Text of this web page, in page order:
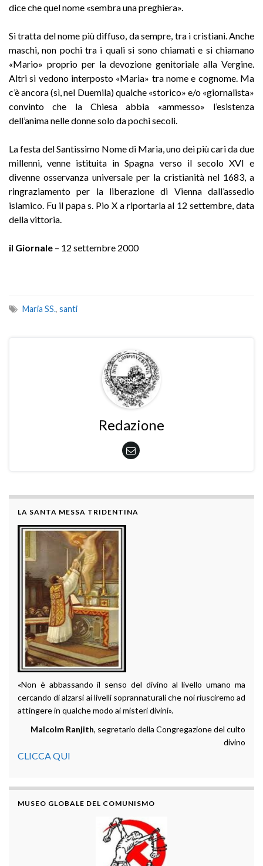
dice che quel nome «sembra una preghiera».
Si tratta del nome più diffuso, da sempre, tra i cristiani. Anche
maschi, non pochi tra i quali si sono chiamati e si chiamano
«Mario» proprio per la devozione genitoriale alla Vergine.
Altri si vedono interposto «Maria» tra nome e cognome. Ma
c’è ancora (sì, nel Duemila) qualche «storico» e/o «giornalista»
convinto che la Chiesa abbia «ammesso» l’esistenza
dell’anima nelle donne solo da pochi secoli.
La festa del Santissimo Nome di Maria, uno dei più cari da due
millenni, venne istituita in Spagna verso il secolo XVI e
divenne osservanza universale per la cristianità nel 1683, a
ringraziamento per la liberazione di Vienna dall’assedio
islamico. Fu il papa s. Pio X a riportarla al 12 settembre, data
della vittoria.
il Giornale – 12 settembre 2000
Maria SS., santi
Redazione
LA SANTA MESSA TRIDENTINA
«Non è abbassando il senso del divino al livello umano ma
cercando di alzarsi ai livelli soprannaturali che noi riusciremo ad
attingere in qualche modo ai misteri divini».
Malcolm Ranjith, segretario della Congregazione del culto
divino
CLICCA QUI
MUSEO GLOBALE DEL COMUNISMO